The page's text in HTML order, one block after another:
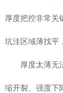
厚度把控非常关
坑洼区域薄找平
厚度太薄无
缩开裂、强度下